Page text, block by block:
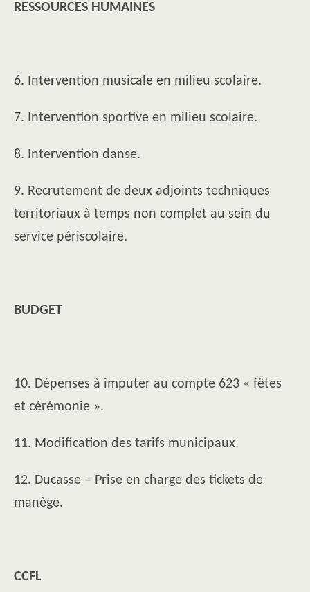
RESSOURCES HUMAINES
6. Intervention musicale en milieu scolaire.
7. Intervention sportive en milieu scolaire.
8. Intervention danse.
9. Recrutement de deux adjoints techniques
territoriaux à temps non complet au sein du
service périscolaire.
BUDGET
10. Dépenses à imputer au compte 623 « fêtes
et cérémonie ».
11. Modification des tarifs municipaux.
12. Ducasse – Prise en charge des tickets de
manège.
CCFL